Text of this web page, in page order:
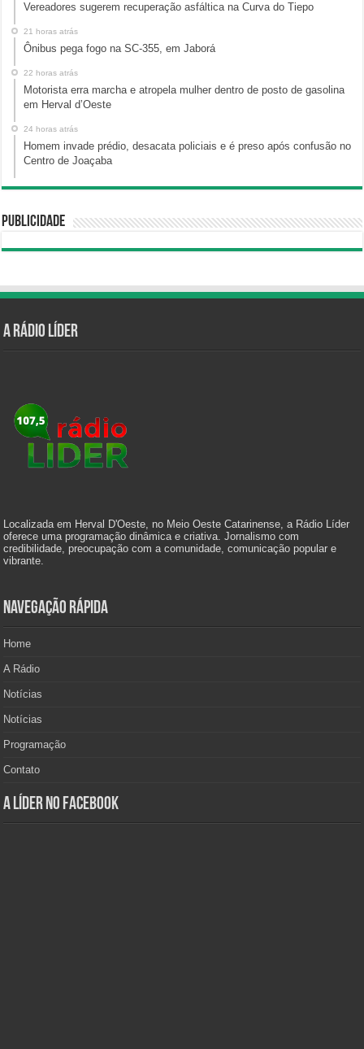
Vereadores sugerem recuperação asfáltica na Curva do Tiepo
21 horas atrás
Ônibus pega fogo na SC-355, em Jaborá
22 horas atrás
Motorista erra marcha e atropela mulher dentro de posto de gasolina
em Herval d’Oeste
24 horas atrás
Homem invade prédio, desacata policiais e é preso após confusão no
Centro de Joaçaba
Publicidade
A Rádio Líder
Localizada em Herval D'Oeste, no Meio Oeste Catarinense, a Rádio Líder
oferece uma programação dinâmica e criativa. Jornalismo com
credibilidade, preocupação com a comunidade, comunicação popular e
vibrante.
Navegação Rápida
Home
A Rádio
Notícias
Notícias
Programação
Contato
A Líder no Facebook